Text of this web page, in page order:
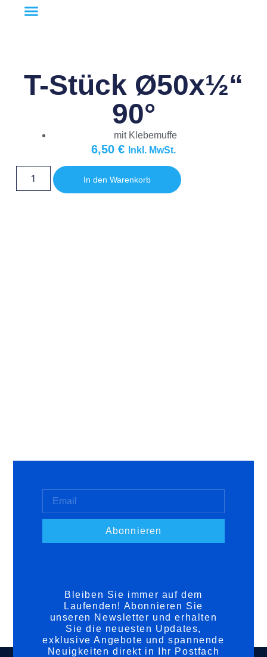
T-Stück Ø50x½“
90°
mit Klebemuffe
6,50 € Inkl. MwSt.
In den Warenkorb
Bleiben Sie immer auf dem
Laufenden! Abonnieren Sie
unseren Newsletter und erhalten
Sie die neuesten Updates,
exklusive Angebote und spannende
Neuigkeiten direkt in Ihr Postfach
Abonnieren